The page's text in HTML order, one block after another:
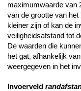
maximumwaarde van
van de grootte van
kleiner zijn of kan de
veiligheidsafstand tot
De waarden die
het gat, afhankelijk
weergegeven in het
Invoerveld